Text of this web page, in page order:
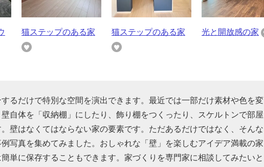
猫ステップのある家 猫ステップのある家 光と開放感の家
るだけで特別な空間を演出できます。最近では一部だけ素材や色を変
自体を「収納棚」にしたり、飾り棚をつくったり、スケルトンで部屋
壁はなくてはならない家の要素です。ただあるだけではなく、そんな
写真を集めてみました。おしゃれな「壁」を楽しむアイデア満載の家
単に保存することもできます。家づくりを専門家に相談してみたいと